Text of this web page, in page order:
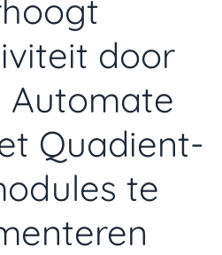
door
Automate
Quadient-
te